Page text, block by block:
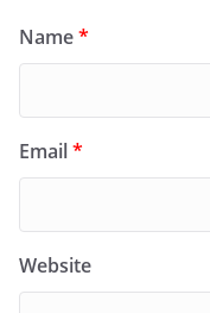
Name*
Email*
Website